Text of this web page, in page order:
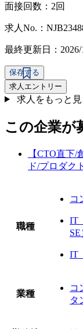
面接回数：2回
求人No.：
最終更新日：2026/
保存する
求人エントリー
求人をもっと見
この企業が
【CTO直下
ド/プロダク
職種
コ
IT
SE
IT
業種
コ
タ